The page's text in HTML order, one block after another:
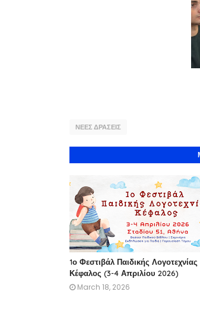
ΝΕΕΣ ΔΡΑΣΕΙΣ
1ο Φεστιβάλ Παιδικής Λογοτεχνίας
Κέφαλος (3-4 Απριλίου 2026)
March 18, 2026